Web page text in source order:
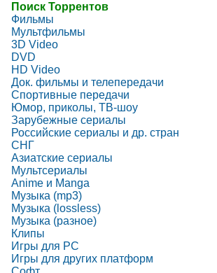
Поиск Торрентов
Фильмы
Мультфильмы
3D Video
DVD
HD Video
Док. фильмы и телепередачи
Спортивные передачи
Юмор, приколы, ТВ-шоу
Зарубежные сериалы
Российские сериалы и др. стран
СНГ
Азиатские сериалы
Мультсериалы
Anime и Manga
Музыка (mp3)
Музыка (lossless)
Музыка (разное)
Клипы
Игры для PC
Игры для других платформ